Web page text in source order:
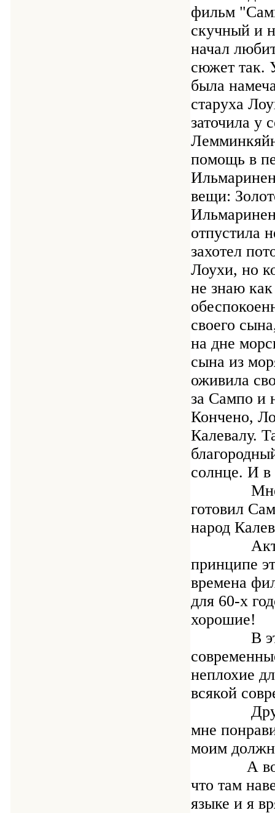
фильм
скучный и
начал
сюжет так.
была
старуха
заточила у
помощь в
вещи:
отпустила
захотел
Лоухи, но
не знаю
своего
на дне
сына из
оживила
за Сампо и
Кончено,
Калевалу.
солнце. И в
Мне
готовил
народ
Актёры
принципе
времена
для 60-х
хорошие!
В этом
неплохие
всякой
Друзьям
мне
моим
А вот
что там
языке и я